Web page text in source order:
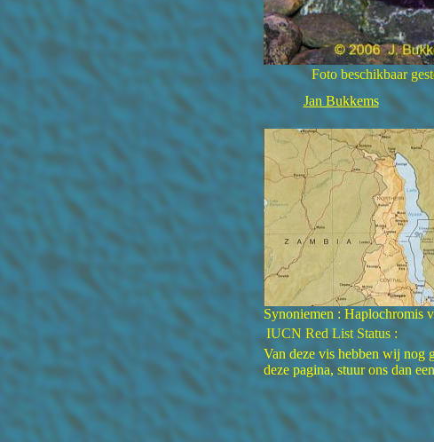
Foto beschikbaar
Jan Bukkems
Synoniemen : Haplochromis
IUCN Red List Status :
Van deze vis hebben wij nog
deze pagina, stuur ons dan een